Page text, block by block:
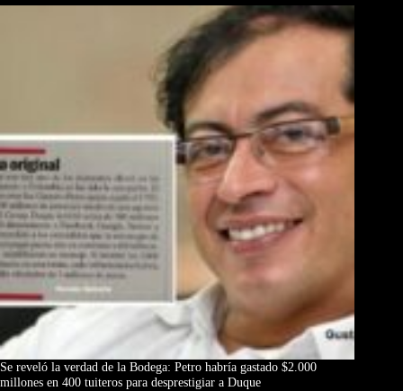
Se reveló la verdad de la Bodega: Petro habría gastado $2.000
millones en 400 tuiteros para desprestigiar a Duque